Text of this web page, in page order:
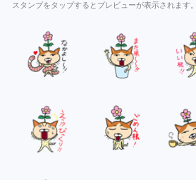
スタンプをタップするとプレビューが表示されます。